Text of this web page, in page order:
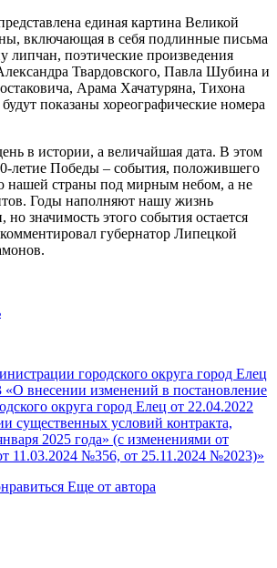
единая картина Великой
включающая в себя подлинные письма
поэтические произведения
Твардовского, Павла Шубина и
Арама Хачатуряна, Тихона
показаны хореографические номера
в истории, а величайшая дата. В этом
летие Победы – события, положившего
нашей страны под мирным небом, а не
Годы наполняют нашу жизнь
значимость этого события остается
губернатор Липецкой
городского округа город Елец
внесении изменений в постановление
округа город Елец от 22.04.2022
существенных условий контракта,
2025 года» (с изменениями от
11.03.2024 №356, от 25.11.2024 №2023)»
Еще от автора